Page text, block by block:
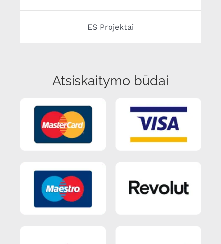
ES Projektai
Atsiskaitymo būdai